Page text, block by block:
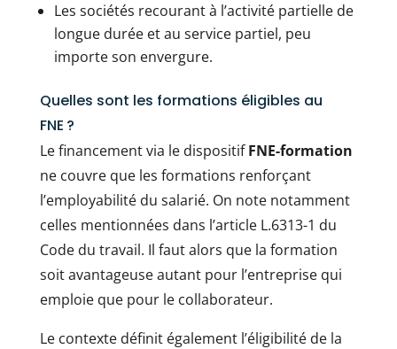
Les sociétés recourant à l’activité partielle de
longue durée et au service partiel, peu
importe son envergure.
Quelles sont les formations éligibles au
FNE ?
Le financement via le dispositifFNE-formation
ne couvre que les formations renforçant
l’employabilité du salarié. On note notamment
celles mentionnées dans l’article L.6313-1 du
Code du travail. Il faut alors que la formation
soit avantageuse autant pour l’entreprise qui
emploie que pour le collaborateur.
Le contexte définit également l’éligibilité de la